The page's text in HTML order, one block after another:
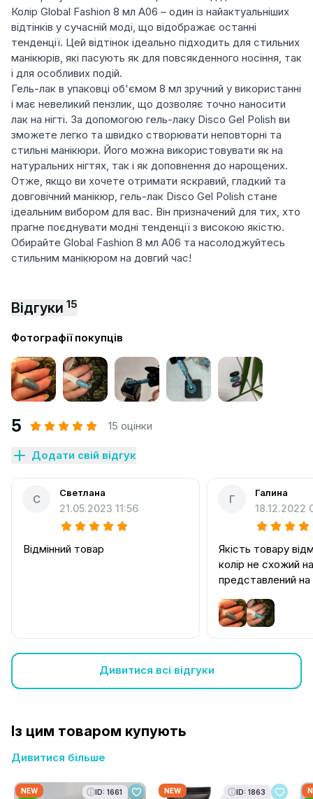
Колір Global Fashion 8 мл A06 – один із найактуальніших
відтінків у сучасній моді, що відображає останні
тенденції. Цей відтінок ідеально підходить для стильних
манікюрів, які пасують як для повсякденного носіння, так
і для особливих подій.
Гель-лак в упаковці об'ємом 8 мл зручний у використанні
і має невеликий пензлик, що дозволяє точно наносити
лак на нігті. За допомогою гель-лаку Disco Gel Polish ви
зможете легко та швидко створювати неповторні та
стильні манікюри. Його можна використовувати як на
натуральних нігтях, так і як доповнення до нарощених.
Отже, якщо ви хочете отримати яскравий, гладкий та
довговічний манікюр, гель-лак Disco Gel Polish стане
ідеальним вибором для вас. Він призначений для тих, хто
прагне поєднувати модні тенденції з високою якістю.
Обирайте Global Fashion 8 мл A06 та насолоджуйтесь
стильним манікюром на довгий час!
Відгуки 15
Фотографії покупців
5 15 оцінки
Додати свій відгук
С Светлана
21.05.2023 11:56
Відмінний товар
Г Галина
18.12.2022
Якість товару
колір не схожий на
представлений на
Дивитися всі відгуки
Із цим товаром купують
Дивитися більше
NEW
ID: 1661 NEW ID: 1863